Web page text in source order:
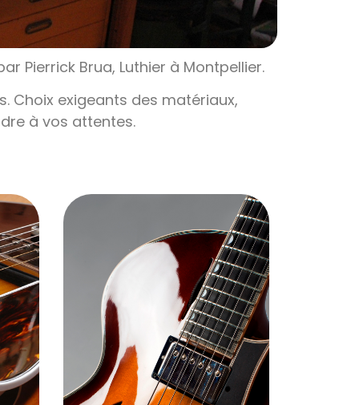
Pierrick Brua, Luthier à Montpellier.
Choix exigeants des matériaux,
à vos attentes.